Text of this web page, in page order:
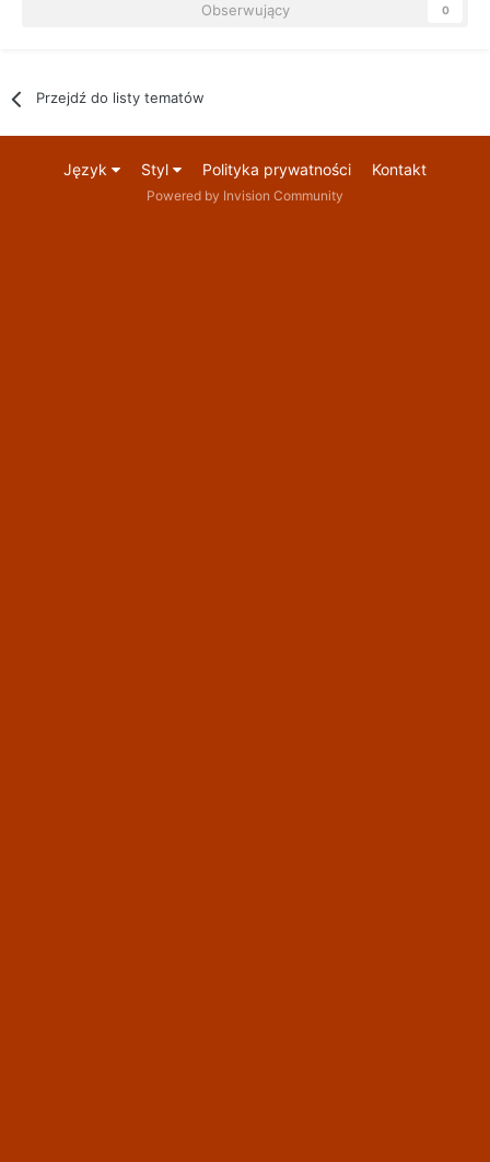
Obserwujący 0
Przejdź do listy tematów
Język Styl Polityka prywatności Kontakt
Powered by Invision Community